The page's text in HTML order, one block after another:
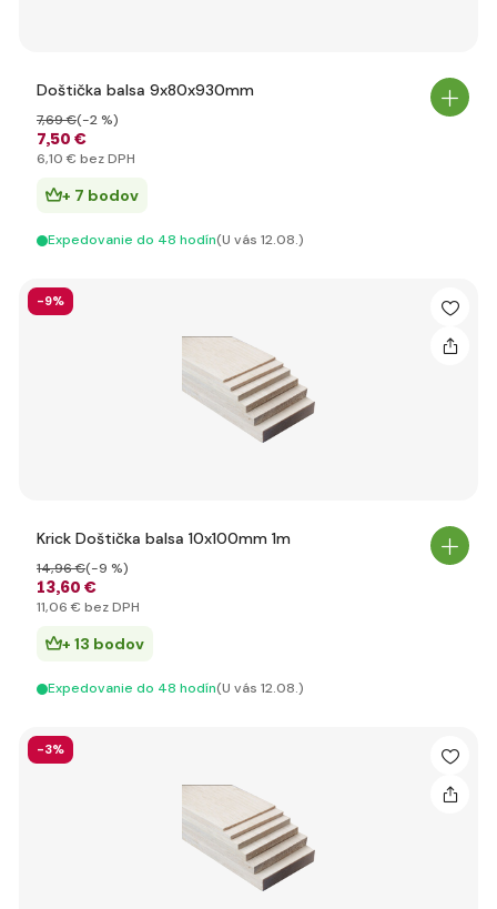
Doštička balsa 9x80x930mm
7,50 €
7,69 €(-2 %)
6,10 € bez DPH
+ 7 bodov
Expedovanie do 48 hodín(U vás 12.08.)
-9%
Krick Doštička balsa 10x100mm 1m
13,60 €
14,96 €(-9 %)
11,06 € bez DPH
+ 13 bodov
Expedovanie do 48 hodín(U vás 12.08.)
-3%